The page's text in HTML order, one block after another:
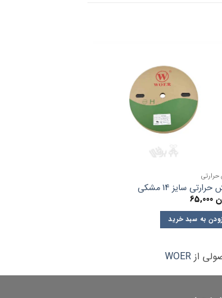
سایز 14 مشکی
به سبد خرید
از WOER